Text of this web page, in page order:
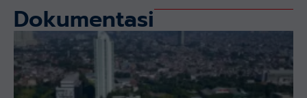
Dokumentasi